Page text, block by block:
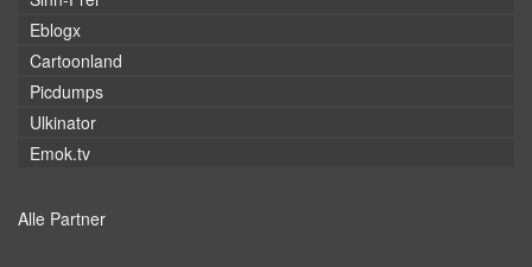
Eblogx
Cartoonland
Picdumps
Ulkinator
Emok.tv
Alle Partner